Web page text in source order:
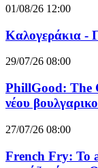
01/08/26 12:00
Καλογεράκια -
29/07/26 08:00
PhillGood: The
νέου
27/07/26 08:00
French Fry: Το